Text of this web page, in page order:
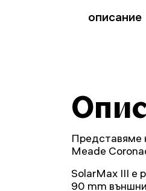
описание
Представяме
Meade
SolarMax III е
90 mm